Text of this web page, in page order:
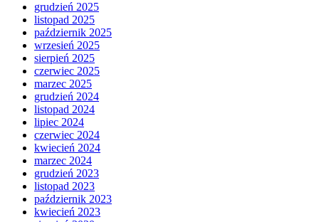
grudzień 2025
listopad 2025
październik 2025
wrzesień 2025
sierpień 2025
czerwiec 2025
marzec 2025
grudzień 2024
listopad 2024
lipiec 2024
czerwiec 2024
kwiecień 2024
marzec 2024
grudzień 2023
listopad 2023
październik 2023
kwiecień 2023